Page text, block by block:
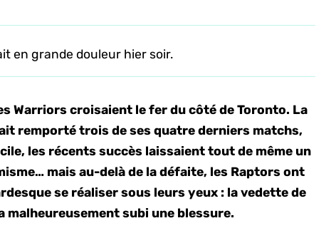
en grande douleur hier soir.
Warriors croisaient le fer du côté de Toronto. La
remporté trois de ses quatre derniers matchs,
les récents succès laissaient tout de même un
mais au-delà de la défaite, les Raptors ont
se réaliser sous leurs yeux : la vedette de
malheureusement subi une blessure.